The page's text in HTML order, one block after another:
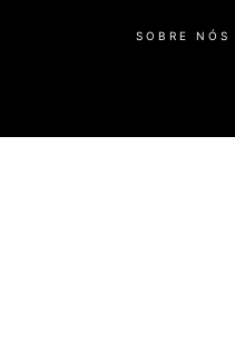
SOBRE NÓS